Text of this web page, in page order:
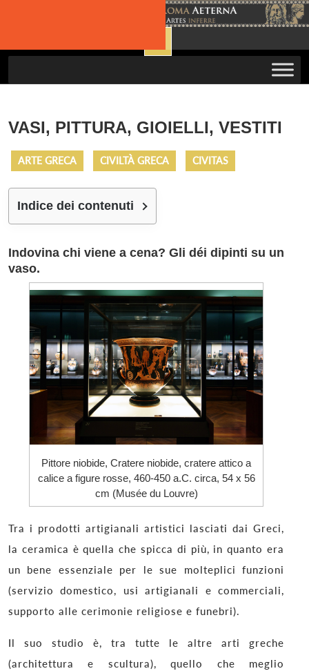
VASI, PITTURA, GIOIELLI, VESTITI
ARTE GRECA CIVILTÀ GRECA CIVITAS
Indice dei contenuti
Indovina chi viene a cena? Gli déi dipinti su un
vaso.
Pittore niobide, Cratere niobide, cratere attico a
calice a figure rosse, 460-450 a.C. circa, 54 x 56
cm (Musée du Louvre)
Tra i prodotti artigianali artistici lasciati dai Greci,
la ceramica è quella che spicca di più, in quanto era
un bene essenziale per le sue molteplici funzioni
(servizio domestico, usi artigianali e commerciali,
supporto alle cerimonie religiose e funebri).
Il suo studio è, tra tutte le altre arti greche
(architettura e scultura), quello che meglio